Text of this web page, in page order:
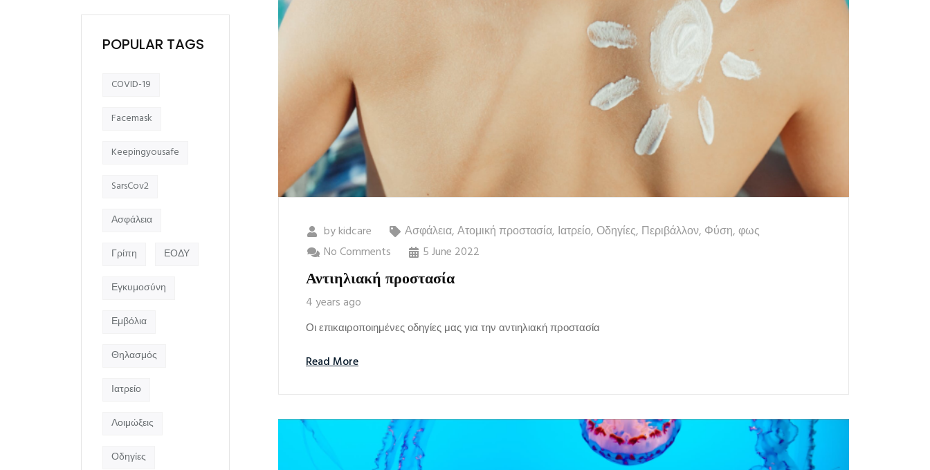
bykidcare Ασφάλεια,Ατομική προστασία, Ιατρείο, Οδηγίες, Περιβάλλον, Φύση,φως
No Comments
5 June 2022
Αντιηλιακή προστασία
4 years ago
Οι επικαιροποιημένες οδηγίες μας για την αντιηλιακή προστασία
Read More
POPULAR TAGS
COVID-19
Facemask
Keepingyousafe
SarsCov2
Ασφάλεια
Γρίπη ΕΟΔΥ
Εγκυμοσύνη
Εμβόλια
Θηλασμός
Ιατρείο
Λοιμώξεις
Οδηγίες